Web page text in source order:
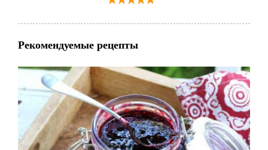
Рекомендуемые рецепты